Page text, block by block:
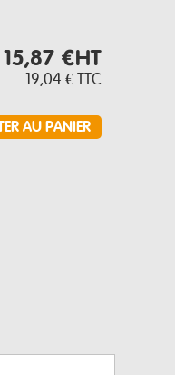
15,87 €HT
19,04 € TTC